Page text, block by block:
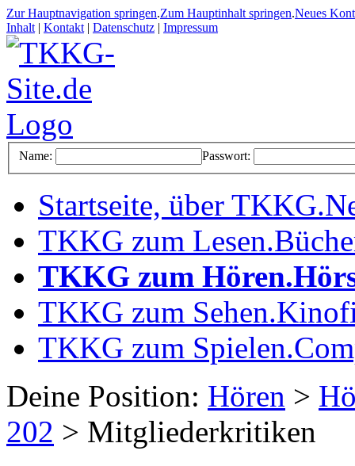
Zur Hauptnavigation springen.Zum Hauptinhalt springen.Neues
Inhalt | Kontakt | Datenschutz | Impressum
Name: Passwort:
Startseite, über TKKG.
TKKG zum Lesen.
TKKG zum Hören.
TKKG zum Sehen.
TKKG zum Spielen.
Deine Position: Hören >
202 > Mitgliederkritiken